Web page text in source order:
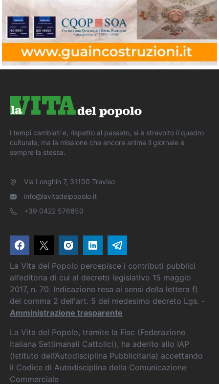
i tempi cambiati e, rispetto al passato, si è stravolto il quadro
culturale, ma la missione che ancora anima il giornale è
sempre la stessa.
Via Longhin 7, 31100 Treviso
info@lavitadelpopolo.it
+39 0422 576850
La Vita del Popolo percepisce i contributi pubblici
all’editoria di cui al decreto legislativo 15 maggio
2017, n. 70. Indicazione resa ai sensi della lettera f)
del comma 2 dell'art. 5 del medesimo decreto Lgs. -
Amministrazione trasparente
La Vita del Popolo, tramite la Fisc (Federazione
Italiana Settimanali Cattolici), ha aderito allo IAP
(Istituto dell’Autodisciplina Pubblicitaria) accettando
il Codice di Autodisciplina della Comunicazione
Commerciale